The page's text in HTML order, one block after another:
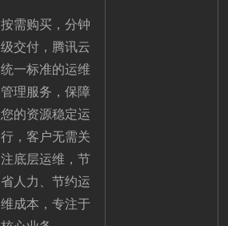
按需购买，分钟
级交付，腾讯云
统一标准的运维
管理服务，保障
您的资源稳定运
行，客户无需关
注底层运维，节
省人力、节约运
维成本，专注于